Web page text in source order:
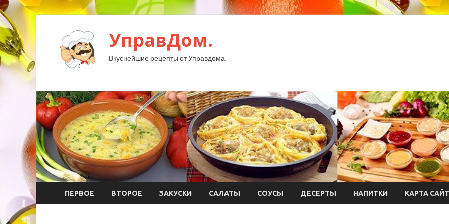
УправДом.
Вкуснейшие рецепты от Управдома.
ПЕРВОЕ ВТОРОЕ ЗАКУСКИ САЛАТЫ СОУСЫ ДЕСЕРТЫ НАПИТКИ КАРТА